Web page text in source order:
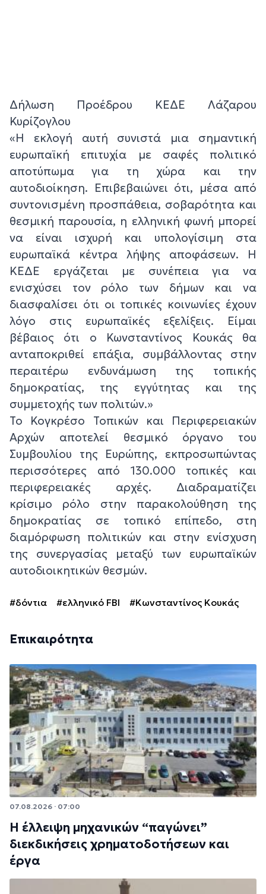
Δήλωση Προέδρου ΚΕΔΕ Λάζαρου
Κυρίζογλου
«Η εκλογή αυτή συνιστά μια σημαντική
ευρωπαϊκή επιτυχία με σαφές πολιτικό
αποτύπωμα για τη χώρα και την
αυτοδιοίκηση. Επιβεβαιώνει ότι, μέσα από
συντονισμένη προσπάθεια, σοβαρότητα και
θεσμική παρουσία, η ελληνική φωνή μπορεί
να είναι ισχυρή και υπολογίσιμη στα
ευρωπαϊκά κέντρα λήψης αποφάσεων. Η
ΚΕΔΕ εργάζεται με συνέπεια για να
ενισχύσει τον ρόλο των δήμων και να
διασφαλίσει ότι οι τοπικές κοινωνίες έχουν
λόγο στις ευρωπαϊκές εξελίξεις. Είμαι
βέβαιος ότι ο Κωνσταντίνος Κουκάς θα
ανταποκριθεί επάξια, συμβάλλοντας στην
περαιτέρω ενδυνάμωση της τοπικής
δημοκρατίας, της εγγύτητας και της
συμμετοχής των πολιτών.»
Το Κογκρέσο Τοπικών και Περιφερειακών
Αρχών αποτελεί θεσμικό όργανο του
Συμβουλίου της Ευρώπης, εκπροσωπώντας
περισσότερες από 130.000 τοπικές και
περιφερειακές αρχές. Διαδραματίζει
κρίσιμο ρόλο στην παρακολούθηση της
δημοκρατίας σε τοπικό επίπεδο, στη
διαμόρφωση πολιτικών και στην ενίσχυση
της συνεργασίας μεταξύ των ευρωπαϊκών
αυτοδιοικητικών θεσμών.
#δόντια #ελληνικό FBI #Κωνσταντίνος Κουκάς
Επικαιρότητα
07.08.2026 · 07:00
Η έλλειψη μηχανικών “παγώνει”
διεκδικήσεις χρηματοδοτήσεων και
έργα